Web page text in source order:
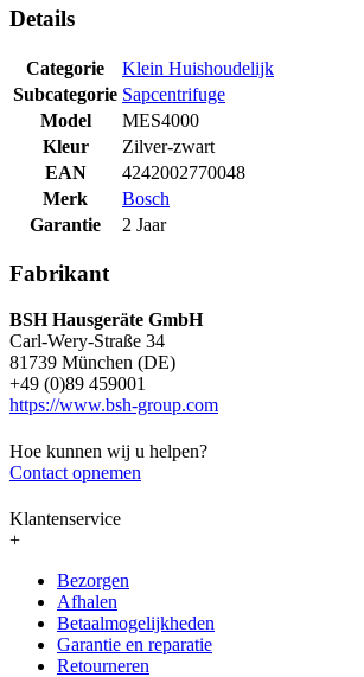
Details
Categorie
Klein Huishoudelijk
Subcategorie Sapcentrifuge
Model
MES4000
Kleur
Zilver-zwart
EAN
4242002770048
Merk
Bosch
Garantie
2 Jaar
Fabrikant
BSH Hausgeräte GmbH
Carl-Wery-Straße 34
81739 München (DE)
+49 (0)89 459001
https://www.bsh-group.com
Hoe kunnen wij u helpen?
Contact opnemen
Klantenservice
+
Bezorgen
Afhalen
Betaalmogelijkheden
Garantie en reparatie
Retourneren